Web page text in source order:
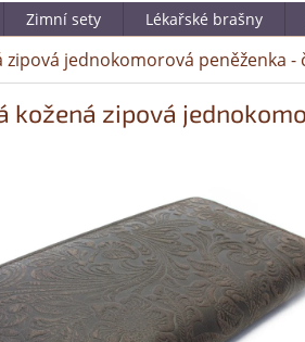
Zimní sety Lékařské brašny
zipová jednokomorová peněženka
kožená zipová